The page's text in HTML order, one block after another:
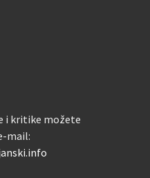
i kritike možete
mail: